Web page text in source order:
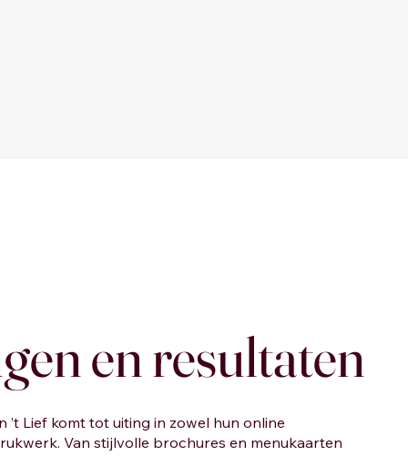
en resultaten
’t Lief komt tot uiting in zowel hun online
Van stijlvolle brochures en menukaarten